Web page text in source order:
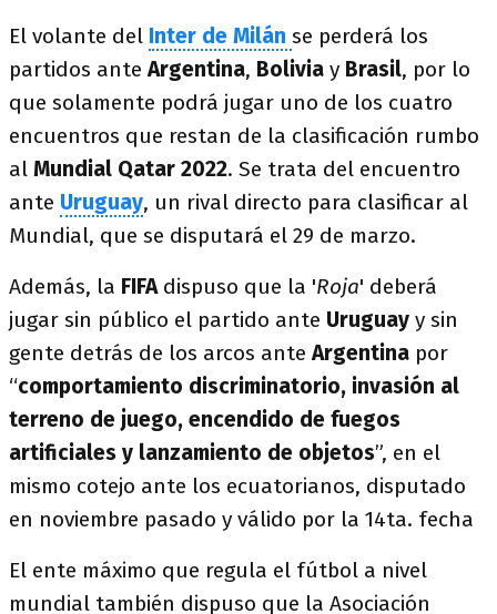
El volante del Inter de Milán se perderá los
partidos anteArgentina, Bolivia y Brasil, por lo
que solamente podrá jugar uno de los cuatro
encuentros que restan de la clasificación rumbo
al Mundial Qatar 2022. Se trata del encuentro
ante Uruguay, un rival directo para clasificar al
Mundial, que se disputará el 29 de marzo.
Además, la FIFA dispuso que la 'Roja' deberá
jugar sin público el partido ante Uruguay y sin
gente detrás de los arcos anteArgentina por
“comportamiento discriminatorio, invasión al
terreno de juego, encendido de fuegos
artificiales y lanzamiento de objetos”, en el
mismo cotejo ante los ecuatorianos, disputado
en noviembre pasado y válido por la 14ta. fecha
El ente máximo que regula el fútbol a nivel
mundial también dispuso que la Asociación